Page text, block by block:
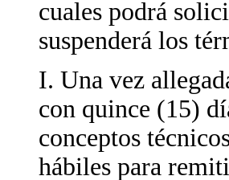
cuales podrá
suspenderá los
I. Una vez
con quince (15)
conceptos
hábiles para